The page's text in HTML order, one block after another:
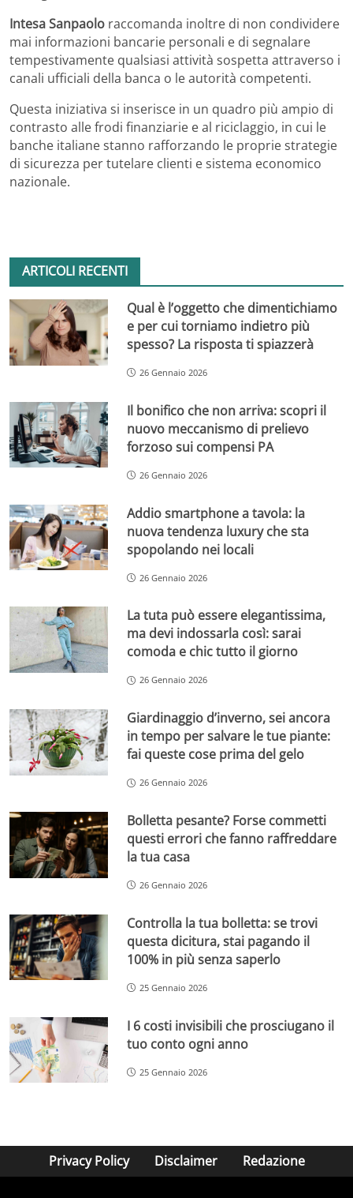
Intesa Sanpaolo raccomanda inoltre di non condividere
mai informazioni bancarie personali e di segnalare
tempestivamente qualsiasi attività sospetta attraverso i
canali ufficiali della banca o le autorità competenti.
Questa iniziativa si inserisce in un quadro più ampio di
contrasto alle frodi finanziarie e al riciclaggio, in cui le
banche italiane stanno rafforzando le proprie strategie
di sicurezza per tutelare clienti e sistema economico
nazionale.
ARTICOLI RECENTI
Qual è l’oggetto che dimentichiamo
e per cui torniamo indietro più
spesso? La risposta ti spiazzerà
26 Gennaio 2026
Il bonifico che non arriva: scopri il
nuovo meccanismo di prelievo
forzoso sui compensi PA
26 Gennaio 2026
Addio smartphone a tavola: la
nuova tendenza luxury che sta
spopolando nei locali
26 Gennaio 2026
La tuta può essere elegantissima,
ma devi indossarla così: sarai
comoda e chic tutto il giorno
26 Gennaio 2026
Giardinaggio d’inverno, sei ancora
in tempo per salvare le tue piante:
fai queste cose prima del gelo
26 Gennaio 2026
Bolletta pesante? Forse commetti
questi errori che fanno raffreddare
la tua casa
26 Gennaio 2026
Controlla la tua bolletta: se trovi
questa dicitura, stai pagando il
100% in più senza saperlo
25 Gennaio 2026
I 6 costi invisibili che prosciugano il
tuo conto ogni anno
25 Gennaio 2026
Privacy Policy Disclaimer Redazione